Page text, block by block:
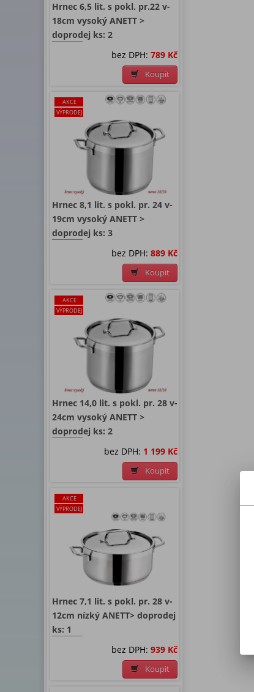
Hrnec 6,5 lit. s pokl. pr.22 v-
18cm vysoký ANETT >
doprodej ks: 2
bez DPH: 789 Kč
Koupit
AKCE
VÝPRODEJ
Hrnec 8,1 lit. s pokl. pr. 24 v-
19cm vysoký ANETT >
doprodej ks: 3
bez DPH: 889 Kč
Koupit
AKCE
VÝPRODEJ
Hrnec 14,0 lit. s pokl. pr. 28 v-
24cm vysoký ANETT >
doprodej ks: 2
bez DPH: 1 199 Kč
Koupit
AKCE
VÝPRODEJ
Hrnec 7,1 lit. s pokl. pr. 28 v-
12cm nízký ANETT> doprodej
ks: 1
bez DPH: 939 Kč
Koupit